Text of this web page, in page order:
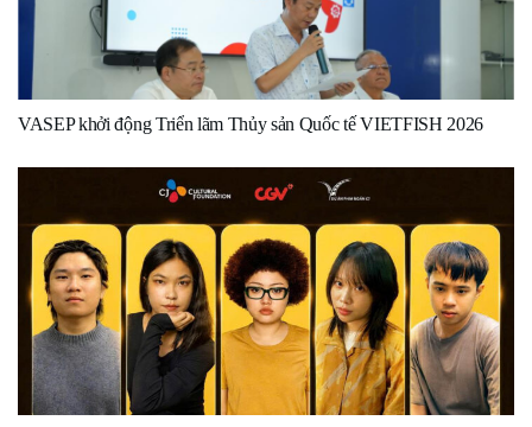
VASEP khởi động Triển lãm Thủy sản Quốc tế VIETFISH 2026